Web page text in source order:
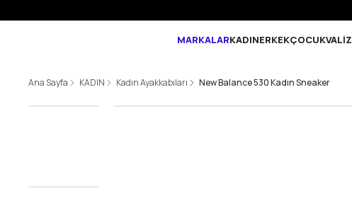
MARKALARKADINERKEKÇOCUKVALİZ
Ana Sayfa KADIN Kadın Ayakkabıları New Balance 530 Kadın Sneaker